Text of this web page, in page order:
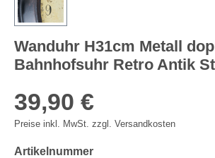
Wanduhr H31cm Metall
Bahnhofsuhr Retro Antik
39,90 €
Preise inkl. MwSt. zzgl. Versandkosten
Artikelnummer